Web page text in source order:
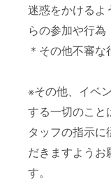
迷惑をかけるよ
らの参加や行為
＊その他不審
※その他、イベ
する一切のこと
タッフの指示に
だきますようお
す。